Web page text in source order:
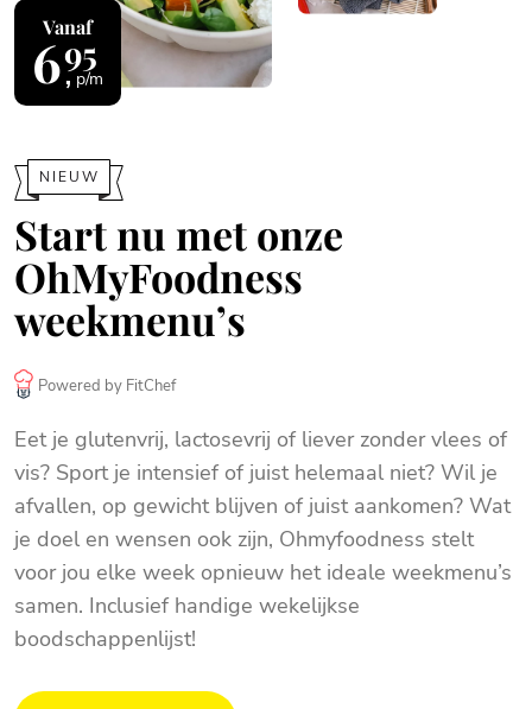
Vanaf
695
p/m
NIEUW
Start nu met onze
OhMyFoodness
weekmenu’s
Powered by FitChef
Eet je glutenvrij, lactosevrij of liever zonder vlees of
vis? Sport je intensief of juist helemaal niet? Wil je
afvallen, op gewicht blijven of juist aankomen? Wat
je doel en wensen ook zijn, Ohmyfoodness stelt
voor jou elke week opnieuw het ideale weekmenu’s
samen. Inclusief handige wekelijkse
boodschappenlijst!